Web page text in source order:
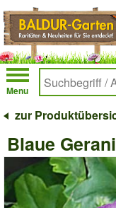
Menu
zur
Blaue